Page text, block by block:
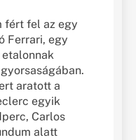
fért fel az egy
Ferrari, egy
etalonnak
aratott a
egyik
Carlos
alatt